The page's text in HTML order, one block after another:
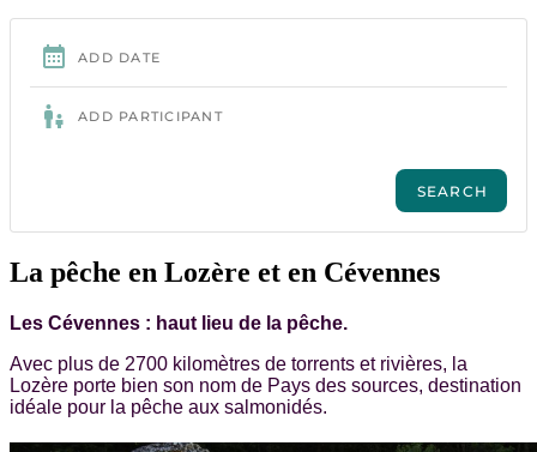
La pêche en Lozère et en Cévennes
Les Cévennes : haut lieu de la pêche.
Avec plus de 2700 kilomètres de torrents et rivières, la
Lozère porte bien son nom de Pays des sources, destination
idéale pour la pêche aux salmonidés.